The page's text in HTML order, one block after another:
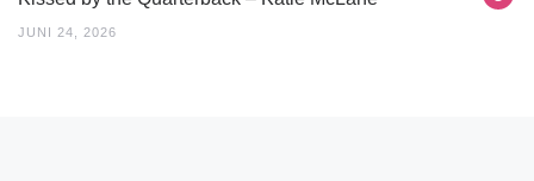
JUNI 24, 2026